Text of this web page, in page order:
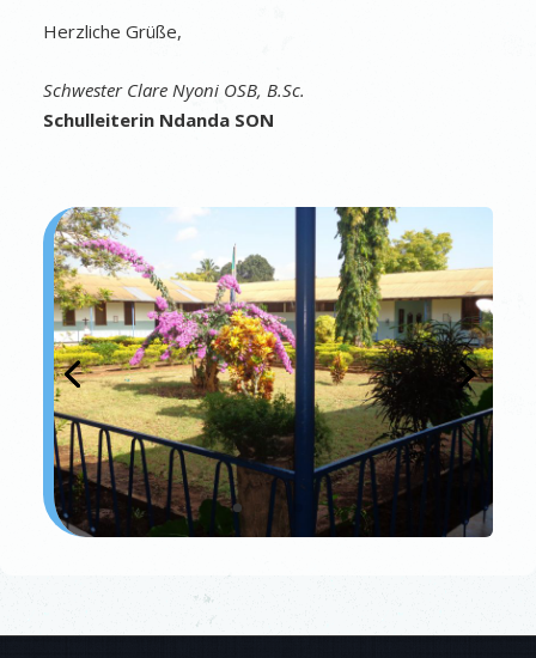
Herzliche Grüße,
Schwester Clare Nyoni OSB, B.Sc.
Schulleiterin Ndanda SON